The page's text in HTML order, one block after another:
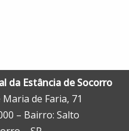
da Estância de Socorro
Maria de Faria, 71
– Bairro: Salto